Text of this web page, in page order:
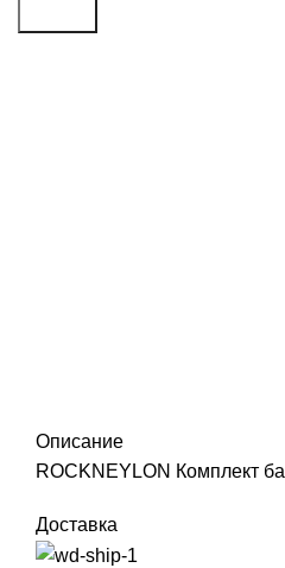
Описание
ROCKNEYLON Комплект
Доставка